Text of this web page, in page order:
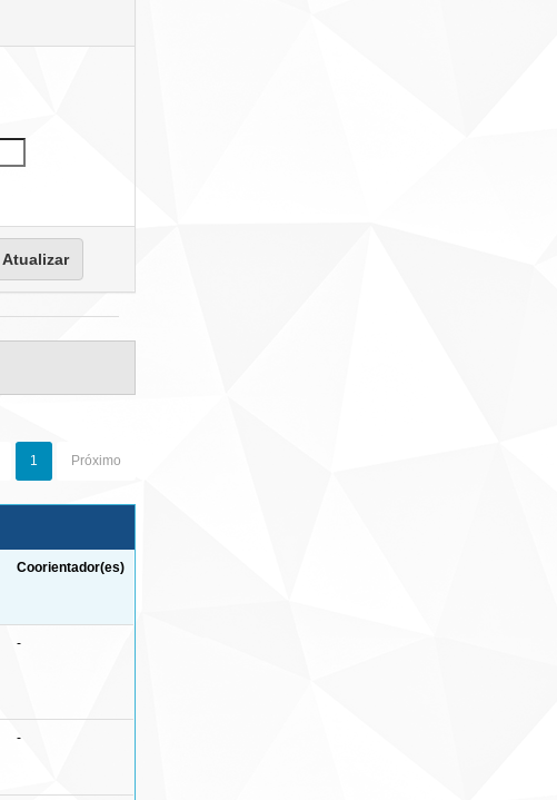
1 Próximo
Coorientador(es)
-
-